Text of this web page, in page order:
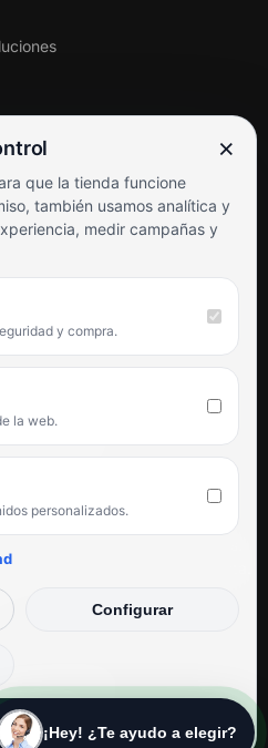
EN GOOGLE
y siempre dan respuesta.
SitiosWebPRO
¡Hey! ¿Te ayudo a elegir?
×
que la tienda funcione
también usamos analítica y
medir campañas y
y compra.
la web.
personalizados.
Configurar
todas